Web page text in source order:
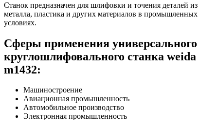
Станок предназначен для шлифовки и точения деталей из
металла, пластика и других материалов в промышленных
условиях.
Сферы применения универсального
круглошлифовального станка weida
m1432:
Машиностроение
Авиационная промышленность
Автомобильное производство
Электронная промышленность